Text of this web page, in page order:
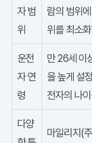
자 범
위
람의 범위
위를 최소
운전
자 연
령
만 26세 이
을 높게 설
전자의 나
다양
마일리지(